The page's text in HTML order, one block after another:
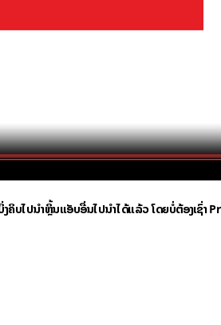
ງຄິບໄປນຳຫຼິ້ນແອັບອື່ນໄປນຳໄດ້ແລ້ວ ໂດຍບໍ່ຕ້ອງເຊົ່າ